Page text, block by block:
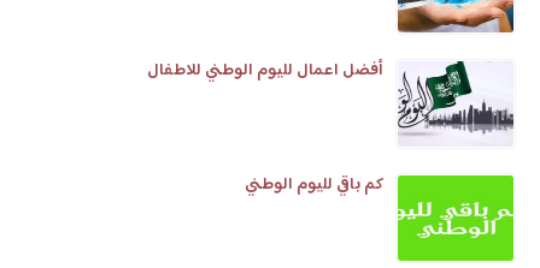
أفضل اعمال لليوم الوطني للاطفال
كم باقي لليوم الوطني